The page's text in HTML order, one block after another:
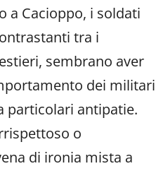
a Cacioppo, i soldati
tra i
sembrano aver
dei militari
particolari antipatie.
o
di ironia mista a